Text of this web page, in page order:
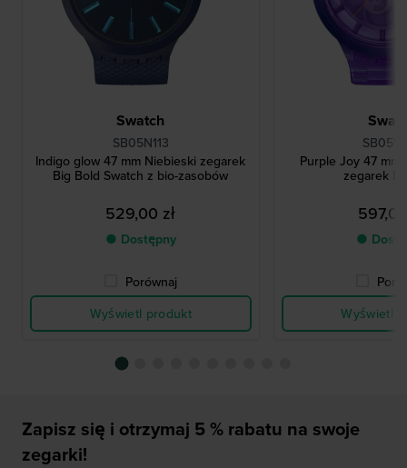
Swatch
SB05N113
Indigo glow 47 mm Niebieski zegarek
Big Bold Swatch z bio-zasobów
529,00 zł
● Dostępny
Porównaj
Wyświetl produkt
Purple Joy 47 mm
zegarek
●
Wyświetl
Zapisz się i otrzymaj 5 % rabatu na swoje
zegarki!